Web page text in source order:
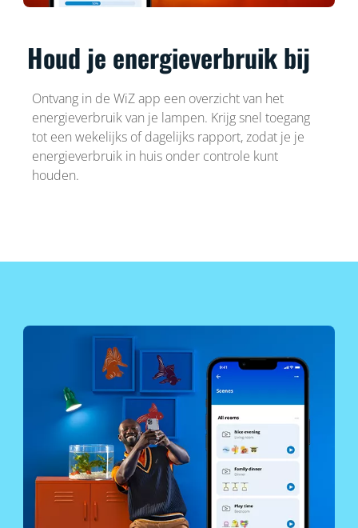
Houd je energieverbruik bij
Ontvang in de WiZ app een overzicht van het
energieverbruik van je lampen. Krijg snel toegang
tot een wekelijks of dagelijks rapport, zodat je je
energieverbruik in huis onder controle kunt
houden.